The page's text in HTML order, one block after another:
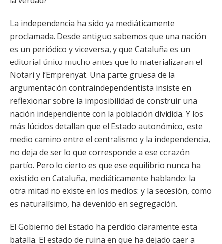
La independencia ha sido ya mediáticamente
proclamada. Desde antiguo sabemos que una nación
es un periódico y viceversa, y que Cataluña es un
editorial único mucho antes que lo materializaran el
Notari y l’Emprenyat. Una parte gruesa de la
argumentación contraindependentista insiste en
reflexionar sobre la imposibilidad de construir una
nación independiente con la población dividida. Y los
más lúcidos detallan que el Estado autonómico, este
medio camino entre el centralismo y la independencia,
no deja de ser lo que corresponde a ese corazón
partío. Pero lo cierto es que ese equilibrio nunca ha
existido en Cataluña, mediáticamente hablando: la
otra mitad no existe en los medios: y la secesión, como
es naturalísimo, ha devenido en segregación.
El Gobierno del Estado ha perdido claramente esta
batalla. El estado de ruina en que ha dejado caer a